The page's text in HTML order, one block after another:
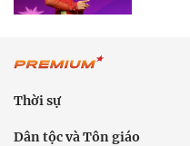
Thời sự
Dân tộc và Tôn giáo